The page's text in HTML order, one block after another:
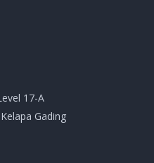
17-A
Gading